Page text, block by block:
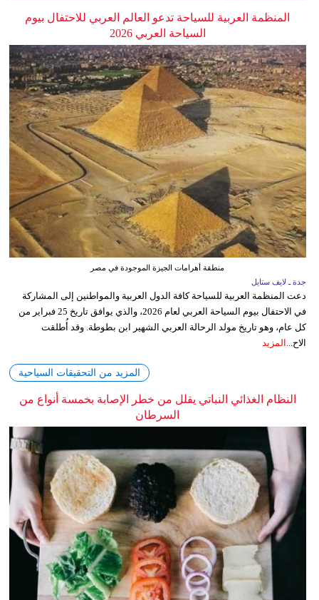
المنظمة العربية للسياحة تدعو العالم العربي للاحتفال بيوم
السياحة العربي 2026
منطقة أهرامات الجيزة الموجودة في مصر
جدة ـ لايف ستايل
دعت المنظمة العربية للسياحة كافة الدول العربية والمواطنين إلى المشاركة
في الاحتفال بيوم السياحة العربي لعام 2026، والذي يوافق تاريخ 25 فبراير من
كل عام، وهو تاريخ مولد الرحالة العربي الشهير ابن بطوطة. وقد أُطلقت
الاح... المزيد
المزيد من التحقيقات السياحية
النظام الغذائي النباتي يقلل من خطر الإصابة بخمسة أنواع من
السرطان